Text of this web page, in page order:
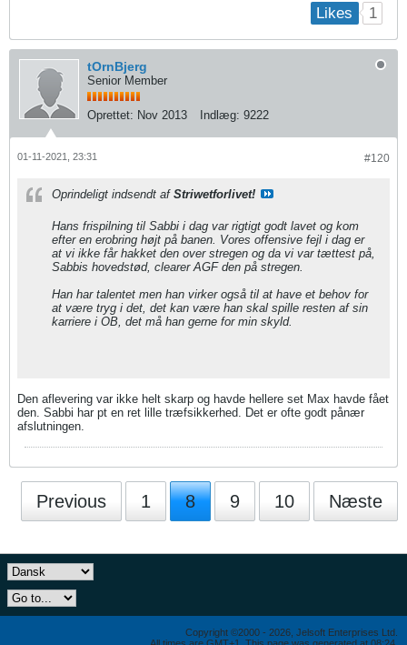
Likes 1
tOrnBjerg
Senior Member
Oprettet: Nov 2013 Indlæg: 9222
#120
01-11-2021, 23:31
Oprindeligt indsendt af Striwetforlivet!
Hans frispilning til Sabbi i dag var rigtigt godt lavet og kom
efter en erobring højt på banen. Vores offensive fejl i dag er
at vi ikke får hakket den over stregen og da vi var tættest på,
Sabbis hovedstød, clearer AGF den på stregen.
Han har talentet men han virker også til at have et behov for
at være tryg i det, det kan være han skal spille resten af sin
karriere i OB, det må han gerne for min skyld.
Den aflevering var ikke helt skarp og havde hellere set Max havde fået
den. Sabbi har pt en ret lille træfsikkerhed. Det er ofte godt pånær
afslutningen.
Previous 1 8 9 10 Næste
Copyright ©2000 - 2026, Jelsoft Enterprises Ltd.